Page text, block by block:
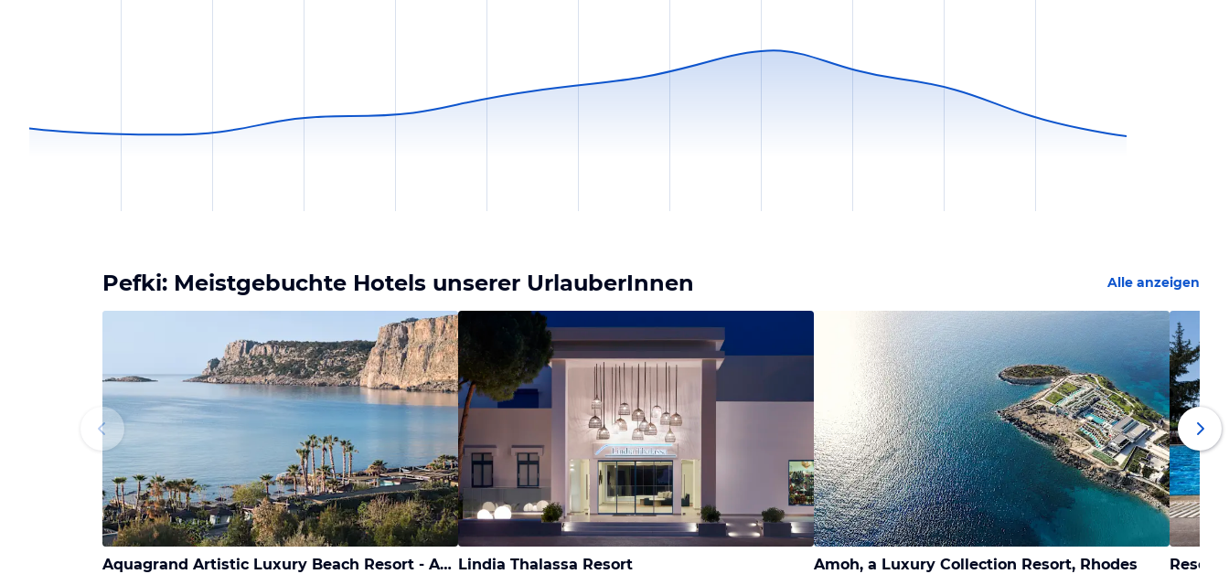
Pefki: Meistgebuchte Hotels unserer UrlauberInnen Alle anzeigen
Aquagrand Artistic Luxury Beach Resort - Adults only Lindia Thalassa Resort Amoh, a Luxury Collection Resort, Rhodes Resort